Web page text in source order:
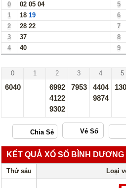
0 02 05 04 5
1
18 19 6
2
28 22 7
3
37 8
4
40 9
0 1 2 3 4 5
6040
6992
4122
9302
7953
4404
9874
Vé Số
KẾT QUẢ XỔ SỐ BÌNH DƯƠNG
Thứ sáu Loại